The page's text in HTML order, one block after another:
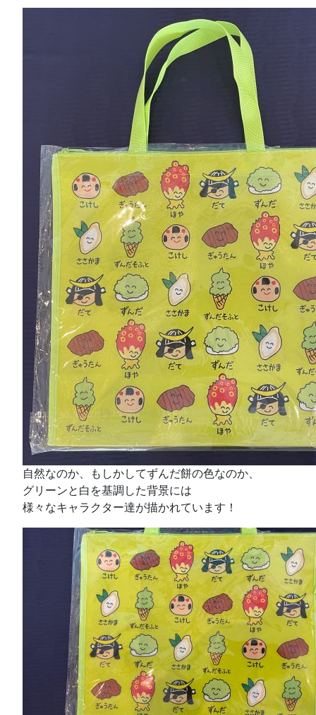
自然なのか、もしかしてずんだ餅の色なのか、
グリーンと白を基調した背景には
様々なキャラクター達が描かれています！